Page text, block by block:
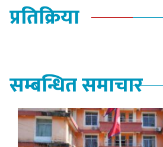
प्रतिक्रिया
सम्बन्धित समाचार